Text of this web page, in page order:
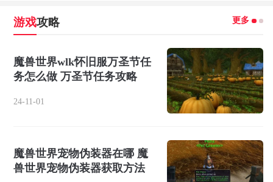
游戏攻略 更多
魔兽世界wlk怀旧服万圣节任
务怎么做 万圣节任务攻略
24-11-01
魔兽世界宠物伪装器在哪 魔
兽世界宠物伪装器获取方法